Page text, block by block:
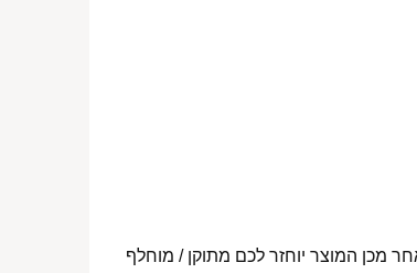
מכן המוצר יוחזר לכם מתוקן / מוחלף